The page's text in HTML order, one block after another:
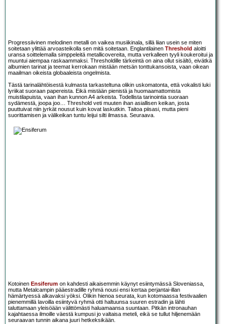
Progressiivinen melodinen metalli on vaikea musiikinala, sillä liian usein se miten
soitetaan ylittää arvoasteikolla sen mitä soitetaan. Englantilainen Threshold aloitti
uransa soittelemalla simppeleitä metallicovereita, mutta verkalleen tyyli koukeroitui ja
muuntui aiempaa raskaammaksi. Thresholdille tärkeintä on aina ollut sisältö, eivätkä
albumien tarinat ja teemat kerrokaan mistään metsän tonttukansoista, vaan oikean
maailman oikeista globaaleista ongelmista.
Tästä tarinalähtöisestä kulmasta tarkasteltuna olikin uskomatonta, että vokalisti luki
lyriikat suoraan papereista. Eikä mistään pienistä ja huomaamattomista
muistilapuista, vaan ihan kunnon A4 arkeista. Todellista tarinointia suoraan
sydämestä, joopa joo… Threshold veti muuten ihan asiallisen keikan, josta
puuttuivat niin jyrkät nousut kuin kovat laskutkin. Taitoa piisasi, mutta pieni
suorittamisen ja välikeikan tuntu leijui silti ilmassa. Seuraava.
Kotoinen Ensiferum on kahdesti aikaisemmin käynyt esiintymässä Sloveniassa,
mutta Metalcampin pääestradille ryhmä nousi ensi kertaa perjantai-illan
hämärtyessä alkavaksi yöksi. Olikin hienoa seurata, kun kotomaassa festivaalien
pienemmillä lavoilla esiintyvä ryhmä otti haltuunsa suuren estradin ja lähti
taluttamaan yleisöään välittömästi haluamaansa suuntaan. Pitkän intronauhan
kajahtaessa ilmoille väestä kumpusi jo valtaisa meteli, eikä se tullut hiljenemään
seuraavan tunnin aikana juuri hetkeksikään.